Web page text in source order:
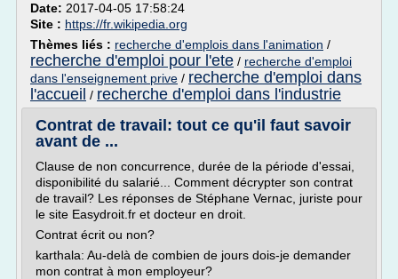
Date: 2017-04-05 17:58:24
Site : https://fr.wikipedia.org
Thèmes liés : recherche d'emplois dans l'animation /
recherche d'emploi pour l'ete / recherche d'emploi
dans l'enseignement prive / recherche d'emploi dans
l'accueil / recherche d'emploi dans l'industrie
Contrat de travail: tout ce qu'il faut savoir
avant de ...
Clause de non concurrence, durée de la période d'essai,
disponibilité du salarié... Comment décrypter son contrat
de travail? Les réponses de Stéphane Vernac, juriste pour
le site Easydroit.fr et docteur en droit.
Contrat écrit ou non?
karthala: Au-delà de combien de jours dois-je demander
mon contrat à mon employeur?